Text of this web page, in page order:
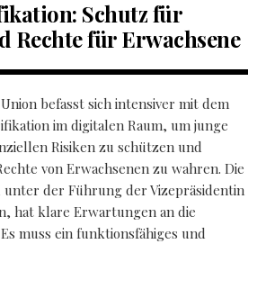
Schutz für
Rechte für Erwachsene
befasst sich intensiver mit dem
im digitalen Raum, um junge
Risiken zu schützen und
von Erwachsenen zu wahren. Die
unter der Führung der Vizepräsidentin
hat klare Erwartungen an die
muss ein funktionsfähiges und